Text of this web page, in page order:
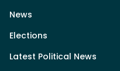
News
Elections
Latest Political News